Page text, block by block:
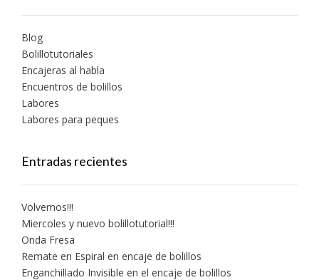
Blog
Bolillotutoriales
Encajeras al habla
Encuentros de bolillos
Labores
Labores para peques
Entradas recientes
Volvemos!!!
Miercoles y nuevo bolillotutorial!!!
Onda Fresa
Remate en Espiral en encaje de bolillos
Enganchillado Invisible en el encaje de bolillos